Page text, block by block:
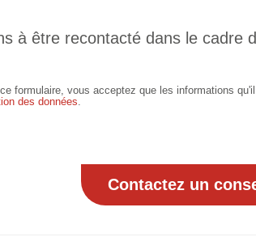
à être recontacté dans le cadre
formulaire, vous acceptez que les informations
des données.